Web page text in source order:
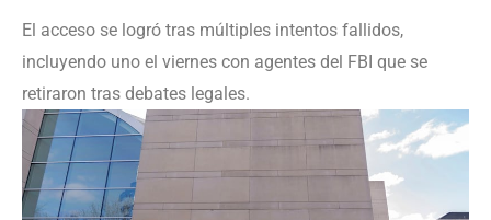
El acceso se logró tras múltiples intentos fallidos,
incluyendo uno el viernes con agentes del FBI que se
retiraron tras debates legales.